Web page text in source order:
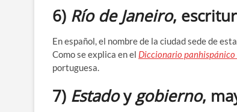
6) Río de Janeiro,
En español, el nombre de la ciudad sede de
Como se explica en el Diccionario panhispánico
portuguesa.
7) Estadoygobierno,